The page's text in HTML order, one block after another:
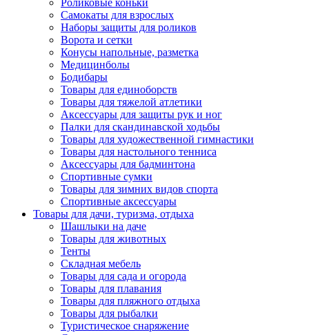
Роликовые коньки
Самокаты для взрослых
Наборы защиты для роликов
Ворота и сетки
Конусы напольные, разметка
Медицинболы
Бодибары
Товары для единоборств
Товары для тяжелой атлетики
Аксессуары для защиты рук и ног
Палки для скандинавской ходьбы
Товары для художественной гимнастики
Товары для настольного тенниса
Аксессуары для бадминтона
Спортивные сумки
Товары для зимних видов спорта
Спортивные аксессуары
Товары для дачи, туризма, отдыха
Шашлыки на даче
Товары для животных
Тенты
Складная мебель
Товары для сада и огорода
Товары для плавания
Товары для пляжного отдыха
Товары для рыбалки
Туристическое снаряжение